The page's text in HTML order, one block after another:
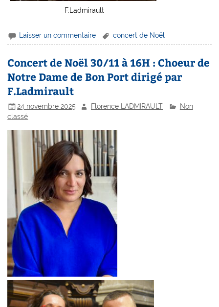
F.Ladmirault
Laisser un commentaire concert de Noël
Concert de Noël 30/11 à 16H : Choeur de
Notre Dame de Bon Port dirigé par
F.Ladmirault
24 novembre 2025 Florence LADMIRAULT
Non
classé